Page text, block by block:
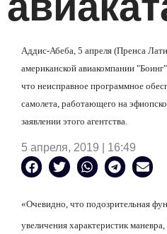
Аддис-Абеба, 5 апреля (Пренса
американской авиакомпании
что неисправное программное
самолета, работающего на
заявлении этого агентства.
5 апреля, 2019 | 16:49
«Очевидно, что подозрительная
увеличения характеристик